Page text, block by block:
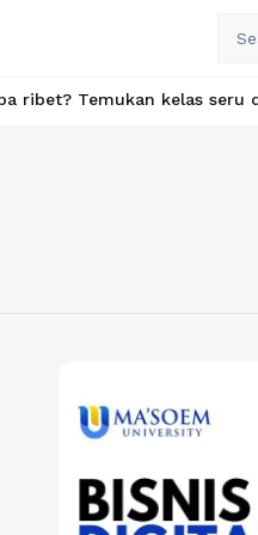
Temukan kelas seru dan